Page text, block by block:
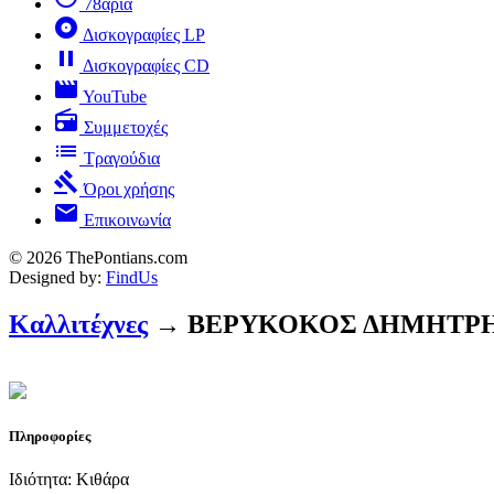
78άρια
album Δισκογραφίες LP
pause Δισκογραφίες CD
movie YouTube
radio Συμμετοχές
list Τραγούδια
gavel Όροι χρήσης
mail Επικοινωνία
© 2026 ThePontians.com
Designed by: FindUs
Καλλιτέχνες → ΒΕΡΥΚΟΚΟΣ
Πληροφορίες
Ιδιότητα: Κιθάρα